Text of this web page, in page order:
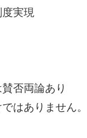
実現
否両論あり
ありません。